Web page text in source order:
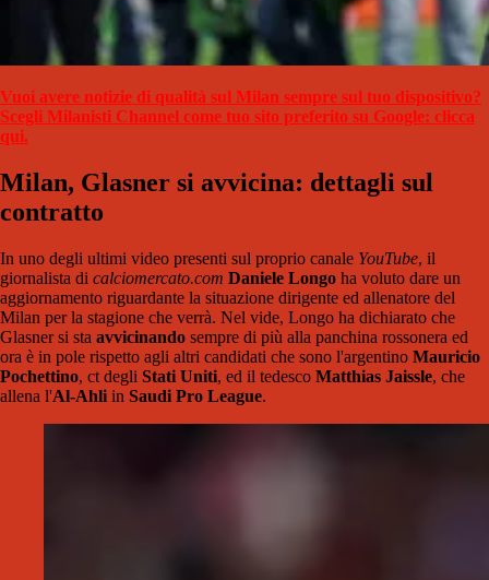
Vuoi avere notizie di qualità sul Milan sempre sul tuo dispositivo?
Scegli Milanisti Channel come tuo sito preferito su Google: clicca
qui.
Milan, Glasner si avvicina: dettagli sul
contratto
In uno degli ultimi video presenti sul proprio canale YouTube, il
giornalista di calciomercato.com Daniele Longo ha voluto dare un
aggiornamento riguardante la situazione dirigente ed allenatore del
Milan per la stagione che verrà. Nel vide, Longo ha dichiarato che
Glasner si sta avvicinando sempre di più alla panchina rossonera ed
ora è in pole rispetto agli altri candidati che sono l'argentino Mauricio
Pochettino, ct degli Stati Uniti, ed il tedesco Matthias Jaissle, che
allena l'Al-Ahli in Saudi Pro League.